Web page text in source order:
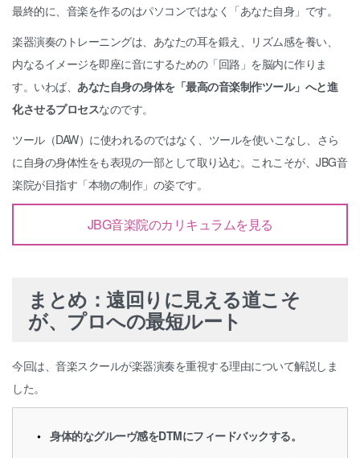
最終的に、音楽を作るのはパソコンではなく「あなた自身」です。
楽器演奏のトレーニングは、あなたの耳を鍛え、リズム感を養い、
内なるイメージを即座に音にするための「回路」を脳内に作りま
す。いわば、 あなた自身の身体を「最高の音楽制作ツール」へと進
化させるプロセスなのです。
ツール（DAW）に使われるのではなく、ツールを使いこなし、さら
に自身の身体性をも表現の一部として取り込む。これこそが、JBG音
楽院が目指す「本物の制作」の姿です。
JBG音楽院のカリキュラムを見る
まとめ：遠回りに見える道こそ
が、プロへの最短ルート
今回は、音楽スクールが楽器演奏を重視する理由について解説しま
した。
身体的なグルーヴ感をDTMにフィードバックする。